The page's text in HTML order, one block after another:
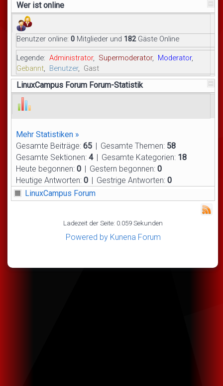
Wer ist online
Benutzer online: 0 Mitglieder und 182 Gäste Online
Legende: Administrator, Supermoderator, Moderator,
Gebannt, Benutzer, Gast
LinuxCampus Forum Forum-Statistik
Mehr Statistiken »
Gesamte Beiträge: 65 | Gesamte Themen: 58
Gesamte Sektionen: 4 | Gesamte Kategorien: 18
Heute begonnen: 0 | Gestern begonnen: 0
Heutige Antworten: 0 | Gestrige Antworten: 0
LinuxCampus Forum
Ladezeit der Seite: 0.059 Sekunden
Powered by Kunena Forum